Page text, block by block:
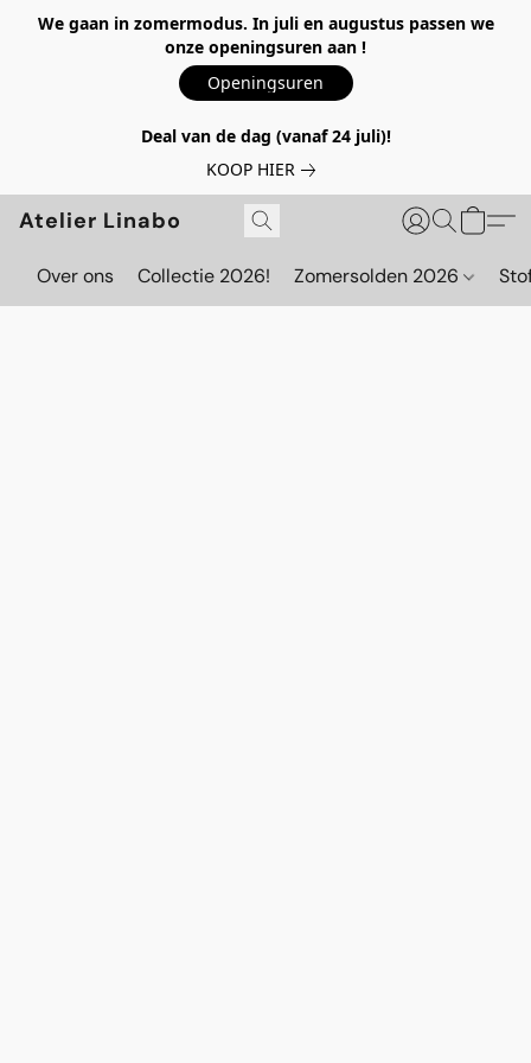
We gaan in zomermodus. In juli en augustus passen we
onze openingsuren aan !
Openingsuren
Deal van de dag (vanaf 24 juli)!
KOOP HIER
Atelier Linabo
Over ons Collectie 2026! Zomersolden 2026